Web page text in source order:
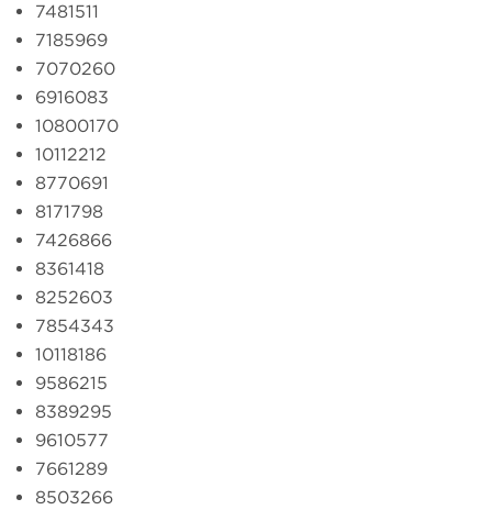
7481511
7185969
7070260
6916083
10800170
10112212
8770691
8171798
7426866
8361418
8252603
7854343
10118186
9586215
8389295
9610577
7661289
8503266